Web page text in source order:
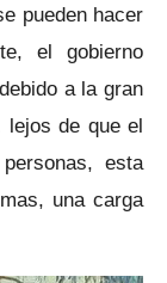
pueden hacer
el gobierno
a la gran
lejos de que el
esta
una carga